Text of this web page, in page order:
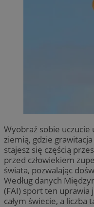
Wyobraź sobie uczucie
ziemią, gdzie
stajesz się częścią
przed człowiekiem
świata, pozwalając
Według danych
(FAI) sport ten uprawia
całym świecie, a liczba